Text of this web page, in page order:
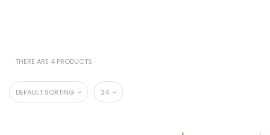
THERE ARE 4 PRODUCTS
DEFAULT SORTING 24